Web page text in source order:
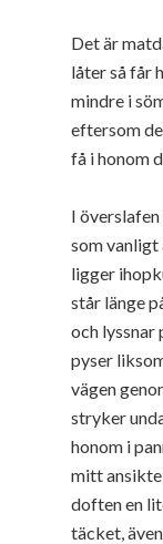
Det är
låter så får
mindre i
eftersom
få i honom
I
som vanligt
ligger
står länge
och lyssnar
pyser
vägen
stryker
honom i
mitt
doften en
täcket,